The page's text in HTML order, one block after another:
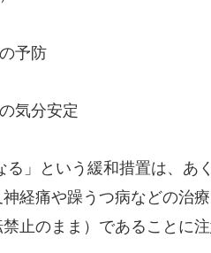
予防
気分安定
」という緩和措置は、あ
経痛や躁うつ病などの治
止のまま）であることに注